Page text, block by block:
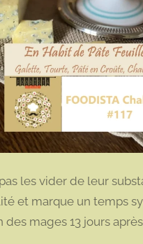
les vider de leur
et marque un temps
des mages 13 jours